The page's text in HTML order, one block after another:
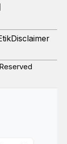
Disclaimer